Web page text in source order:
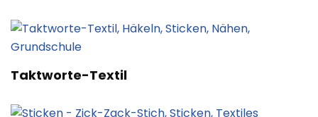
Taktworte-Textil